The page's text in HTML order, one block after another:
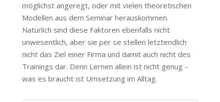
möglichst angeregt, oder mit vielen theoretischen
Modellen aus dem Seminar herauskommen.
Natürlich sind diese Faktoren ebenfalls nicht
unwesentlich, aber sie per se stellen letztendlich
nicht das Ziel einer Firma und damit auch nicht des
Trainings dar. Denn Lernen allein ist nicht genug –
was es braucht ist Umsetzung im Alltag.